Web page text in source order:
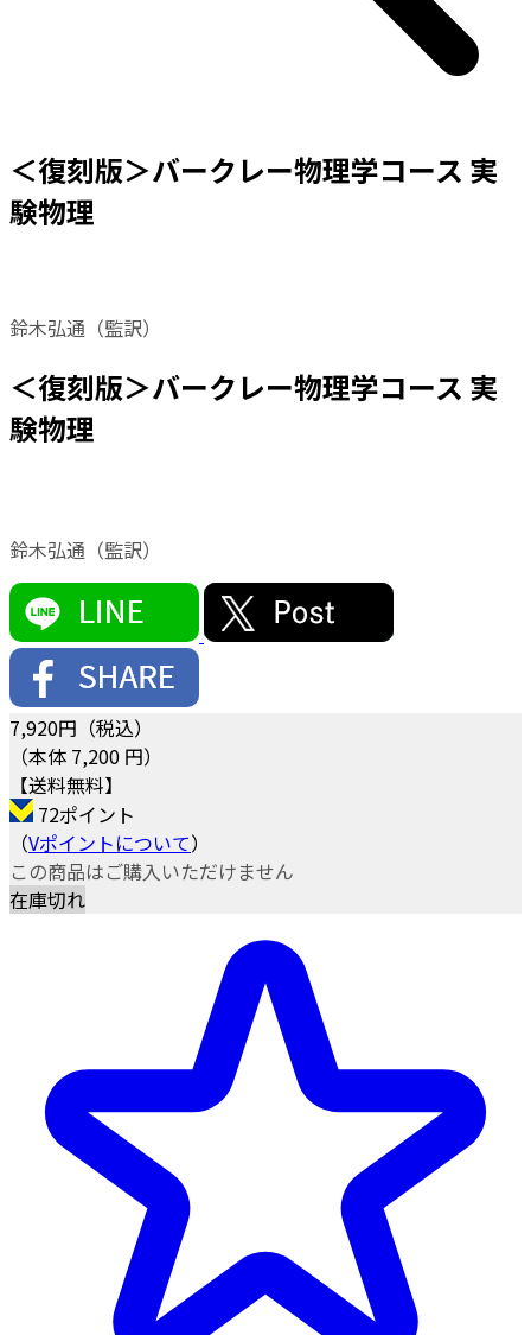
＜復刻版＞バークレー物理学コース 実
験物理
鈴木弘通（監訳）
＜復刻版＞バークレー物理学コース 実
験物理
鈴木弘通（監訳）
7,920円（税込）
（本体 7,200 円）
【送料無料】
72ポイント
（Vポイントについて）
この商品はご購入いただけません
在庫切れ